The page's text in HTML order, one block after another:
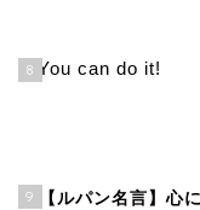
8
9
【ルパン名言】心